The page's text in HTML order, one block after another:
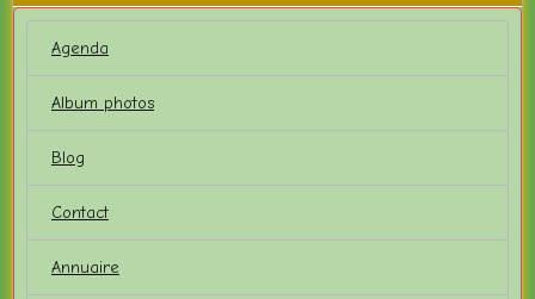
Agenda
Album photos
Blog
Contact
Annuaire